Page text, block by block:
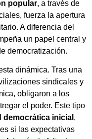
popular, a través de
fuerza la apertura
A diferencia del
un papel central y
democratización.
dinámica. Tras una
sindicales y
obligaron a los
el poder. Este tipo
democrática inicial ,
si las expectativas